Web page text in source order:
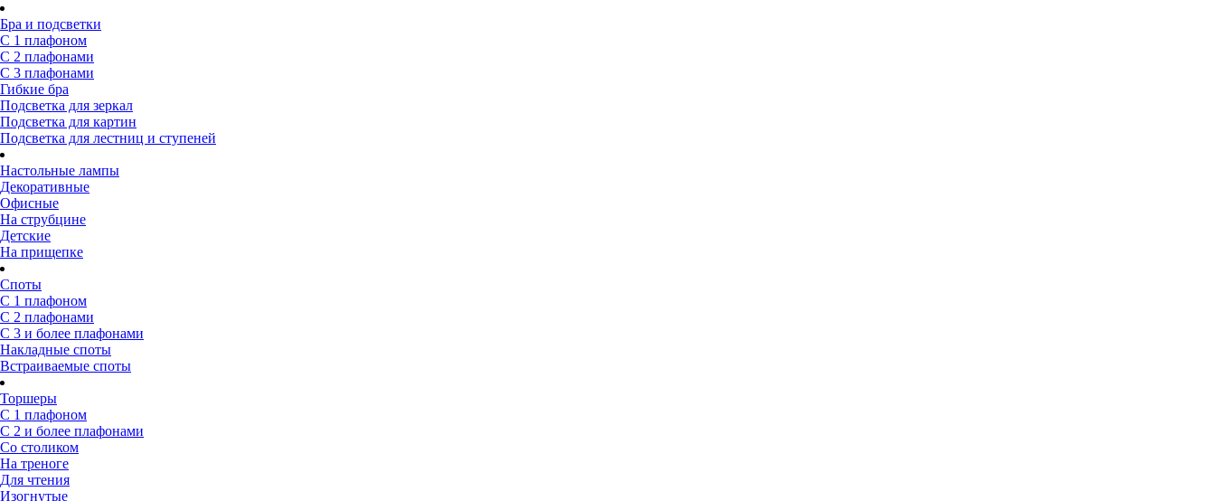
Бра и подсветки
С 1 плафоном
С 2 плафонами
С 3 плафонами
Гибкие бра
Подсветка для зеркал
Подсветка для картин
Подсветка для лестниц и ступеней
Настольные лампы
Декоративные
Офисные
На струбцине
Детские
На прищепке
Споты
С 1 плафоном
С 2 плафонами
С 3 и более плафонами
Накладные споты
Встраиваемые споты
Торшеры
С 1 плафоном
С 2 и более плафонами
Со столиком
На треноге
Для чтения
Изогнутые